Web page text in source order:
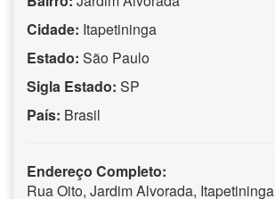
Cidade: Itapetininga
Estado: São Paulo
Sigla Estado: SP
País: Brasil
Endereço Completo:
Rua Oito, Jardim Alvorada,